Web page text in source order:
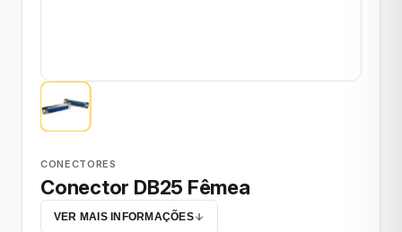
CONECTORES
Conector DB25 Fêmea
VER MAIS INFORMAÇÕES